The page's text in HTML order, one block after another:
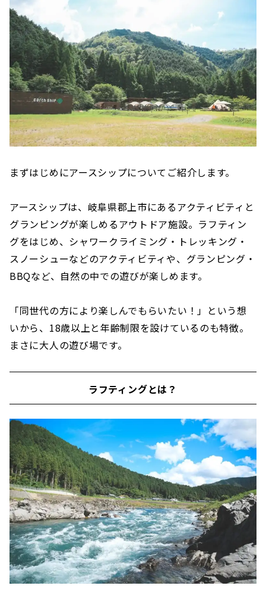
まずはじめにアースシップについてご紹介します。
アースシップは、岐阜県郡上市にあるアクティビティと
グランピングが楽しめるアウトドア施設。ラフティン
グをはじめ、シャワークライミング・トレッキング・
スノーシューなどのアクティビティや、グランピング・
BBQなど、自然の中での遊びが楽しめます。
「同世代の方により楽しんでもらいたい！」という想
いから、18歳以上と年齢制限を設けているのも特徴。
まさに大人の遊び場です。
ラフティングとは？